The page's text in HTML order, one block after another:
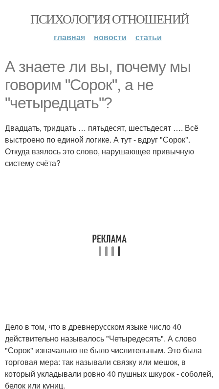
ПСИХОЛОГИЯ ОТНОШЕНИЙ
главная новости статьи
А знаете ли вы, почему мы
говорим "Сорок", а не
"четыредцать"?
Двадцать, тридцать … пятьдесят, шестьдесят …. Всё
выстроено по единой логике. А тут - вдруг "Сорок".
Откуда взялось это слово, нарушающее привычную
систему счёта?
Дело в том, что в древнерусском языке число 40
действительно называлось "Четыредесять". А слово
"Сорок" изначально не было числительным. Это была
торговая мера: так называли связку или мешок, в
который укладывали ровно 40 пушных шкурок - соболей,
белок или куниц.